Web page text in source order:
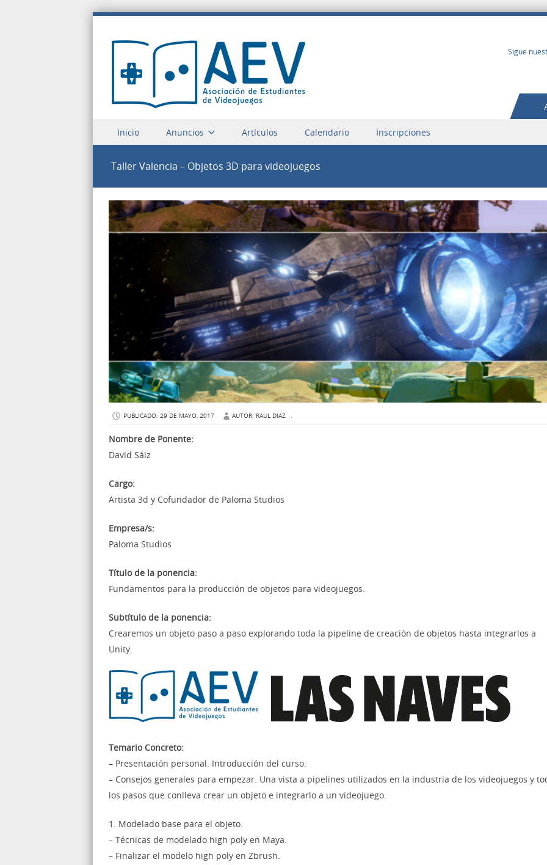
Sigue
Menu
Saltar a contenido
Inicio Anuncios Artículos Calendario Inscripciones
Taller Valencia – Objetos 3D para videojuegos
PUBLICADO: 29 DE MAYO, 2017 AUTOR: RAUL DIAZ .
Nombre de Ponente:
David Sáiz
Cargo:
Artista 3d y Cofundador de Paloma Studios
Empresa/s:
Paloma Studios
Título de la ponencia:
Fundamentos para la producción de objetos para videojuegos.
Subtítulo de la ponencia:
Crearemos un objeto paso a paso explorando toda la pipeline de creación de objetos hasta integrarlos a
Unity.
Temario Concreto:
– Presentación personal. Introducción del curso.
– Consejos generales para empezar. Una vista a pipelines utilizados en la industria de los videojuegos y
los pasos que conlleva crear un objeto e integrarlo a un videojuego.
1. Modelado base para el objeto.
– Técnicas de modelado high poly en Maya.
– Finalizar el modelo high poly en Zbrush.